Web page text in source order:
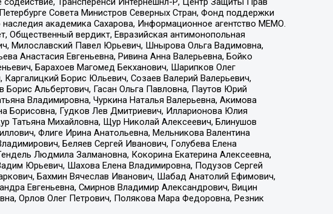
Совета Министров Северных Стран, Фонд поддержки
академика Сахарова, Информационное агентство МЕМО.
Общественный вердикт, Евразийская антимонопольная
Милославский Павел Юрьевич, Шнырова Ольга Вадимовна,
Анастасия Евгеньевна, Ривина Анна Валерьевна, Бойко
Барахоев Магомед Бекханович, Шарипков Олег
Борис Юльевич, Созаев Валерий Валерьевич,
Альбертович, Гасан Ольга Павловна, Паутов Юрий
Владимировна, Чуркина Наталья Валерьевна, Акимова
Борисовна, Гудков Лев Дмитриевич, Илларионова Юлия
Татьяна Михайловна, Щур Николай Алексеевич, Блинушов
Флиге Ирина Анатольевна, Мельникова Валентина
Беляев Сергей Иванович, Голубева Елена
Людмила Залмановна, Кокорина Екатерина Алексеевна,
Юрьевич, Шахова Елена Владимировна, Подузов Сергей
Бахмин Вячеслав Иванович, Шабад Анатолий Ефимович,
Евгеньевна, Смирнов Владимир Александрович, Вицин
Орлов Олег Петрович, Полякова Мара Федоровна, Резник